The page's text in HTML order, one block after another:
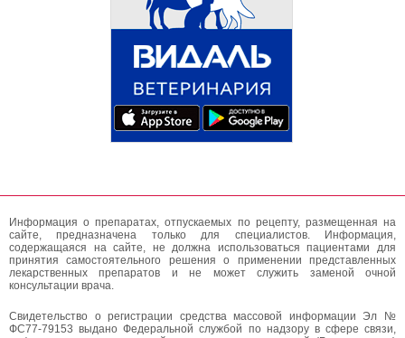
Информация о препаратах, отпускаемых по рецепту, размещенная на
сайте, предназначена только для специалистов. Информация,
содержащаяся на сайте, не должна использоваться пациентами для
принятия самостоятельного решения о применении представленных
лекарственных препаратов и не может служить заменой очной
консультации врача.
Свидетельство о регистрации средства массовой информации Эл №
ФС77-79153 выдано Федеральной службой по надзору в сфере связи,